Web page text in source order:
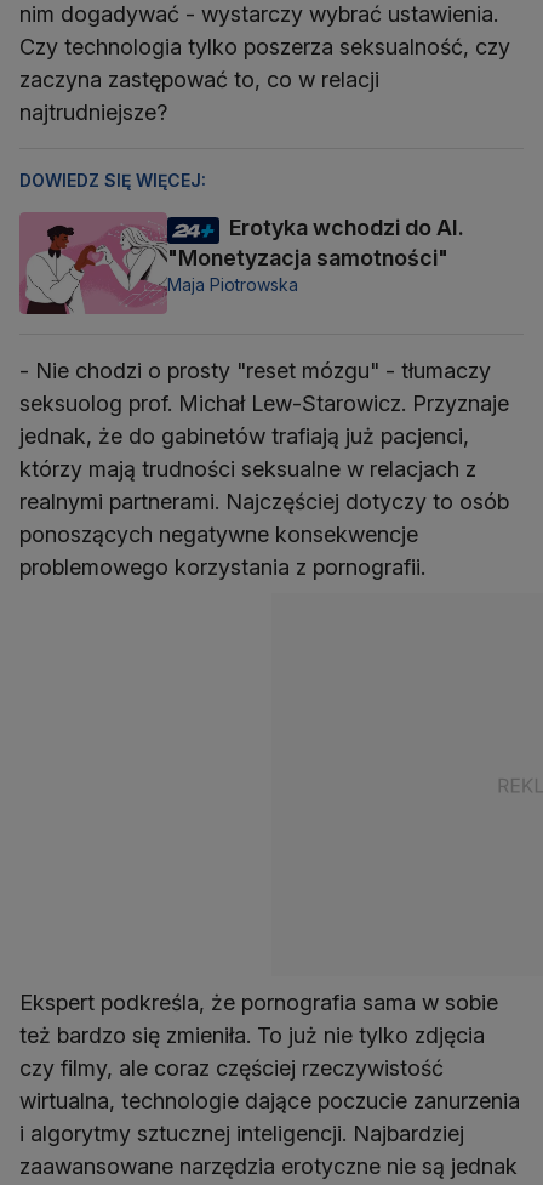
nim dogadywać - wystarczy wybrać ustawienia.
Czy technologia tylko poszerza seksualność, czy
zaczyna zastępować to, co w relacji
najtrudniejsze?
DOWIEDZ SIĘ WIĘCEJ:
Erotyka wchodzi do AI.
"Monetyzacja samotności"
Maja Piotrowska
- Nie chodzi o prosty "reset mózgu" - tłumaczy
seksuolog prof. Michał Lew-Starowicz. Przyznaje
jednak, że do gabinetów trafiają już pacjenci,
którzy mają trudności seksualne w relacjach z
realnymi partnerami. Najczęściej dotyczy to osób
ponoszących negatywne konsekwencje
problemowego korzystania z pornografii.
Ekspert podkreśla, że pornografia sama w sobie
też bardzo się zmieniła. To już nie tylko zdjęcia
czy filmy, ale coraz częściej rzeczywistość
wirtualna, technologie dające poczucie zanurzenia
i algorytmy sztucznej inteligencji. Najbardziej
zaawansowane narzędzia erotyczne nie są jednak